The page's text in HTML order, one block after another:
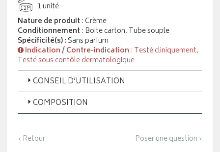
12M
1 unité
Nature de produit : Crème
Conditionnement : Boite carton, Tube souple
Spécificité(s): Sans parfum
Indication / Contre-indication : Testé cliniquement,
Testé sous contôle dermatologique
CONSEIL D’UTILISATION
COMPOSITION
‹ Retour Poser une question ›